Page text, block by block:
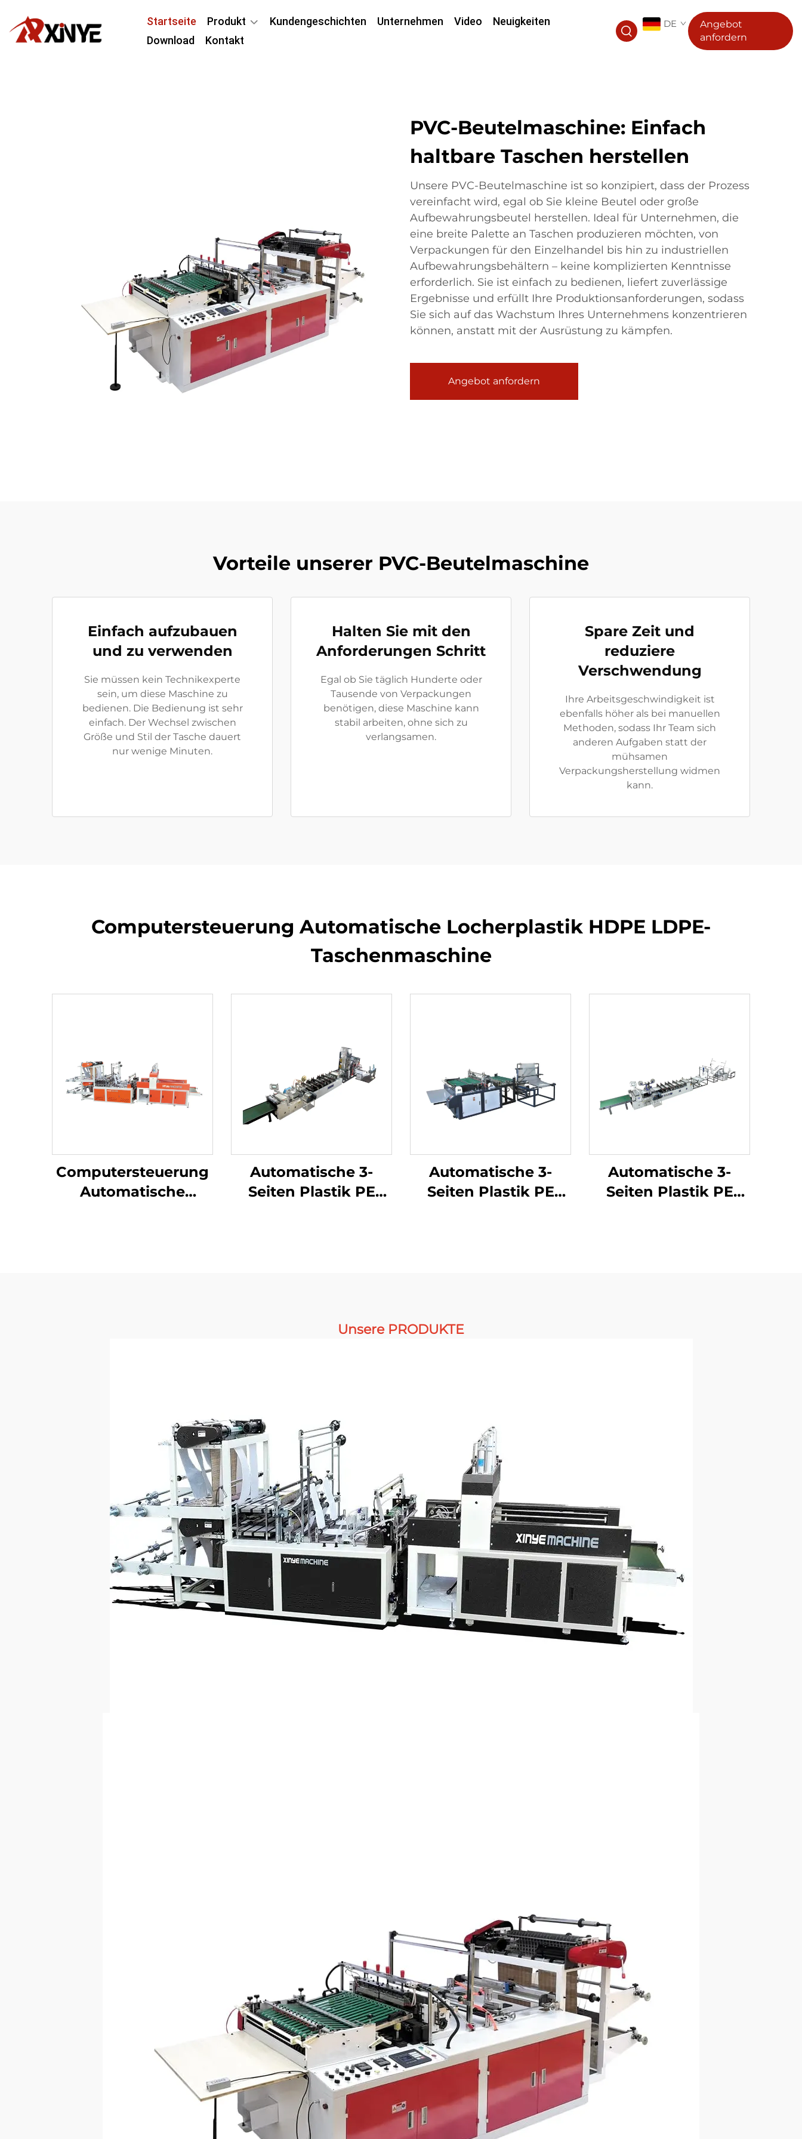
Startseite Produkt Kundengeschichten Unternehmen Video
Neuigkeiten
Download
Kontakt
DE
Angebot
anfordern
PVC-Beutelmaschine: Einfach
haltbare Taschen herstellen
Unsere PVC-Beutelmaschine ist so konzipiert, dass der Prozess
vereinfacht wird, egal ob Sie kleine Beutel oder große
Aufbewahrungsbeutel herstellen. Ideal für Unternehmen, die
eine breite Palette an Taschen produzieren möchten, von
Verpackungen für den Einzelhandel bis hin zu industriellen
Aufbewahrungsbehältern – keine komplizierten Kenntnisse
erforderlich. Sie ist einfach zu bedienen, liefert zuverlässige
Ergebnisse und erfüllt Ihre Produktionsanforderungen, sodass
Sie sich auf das Wachstum Ihres Unternehmens konzentrieren
können, anstatt mit der Ausrüstung zu kämpfen.
Angebot anfordern
Vorteile unserer PVC-Beutelmaschine
Einfach aufzubauen
und zu verwenden
Sie müssen kein Technikexperte
sein, um diese Maschine zu
bedienen. Die Bedienung ist sehr
einfach. Der Wechsel zwischen
Größe und Stil der Tasche dauert
nur wenige Minuten.
Halten Sie mit den
Anforderungen Schritt
Egal ob Sie täglich Hunderte oder
Tausende von Verpackungen
benötigen, diese Maschine kann
stabil arbeiten, ohne sich zu
verlangsamen.
Spare Zeit und
reduziere
Verschwendung
Ihre Arbeitsgeschwindigkeit ist
ebenfalls höher als bei manuellen
Methoden, sodass Ihr Team sich
anderen Aufgaben statt der
mühsamen
Verpackungsherstellung widmen
kann.
Computersteuerung Automatische Locherplastik HDPE LDPE-
Taschenmaschine
Computersteuerung
Automatische
Automatische 3-
Seiten Plastik PE
Automatische 3-
Seiten Plastik PE
Automatische 3-
Seiten Plastik PE
Unsere PRODUKTE